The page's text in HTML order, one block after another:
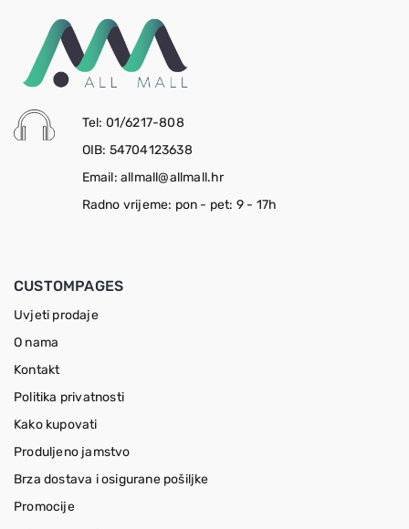
Tel: 01/6217-808
OIB: 54704123638
Email: allmall@allmall.hr
Radno vrijeme: pon - pet: 9 - 17h
CUSTOMPAGES
Uvjeti prodaje
O nama
Kontakt
Politika privatnosti
Kako kupovati
Produljeno jamstvo
Brza dostava i osigurane pošiljke
Promocije